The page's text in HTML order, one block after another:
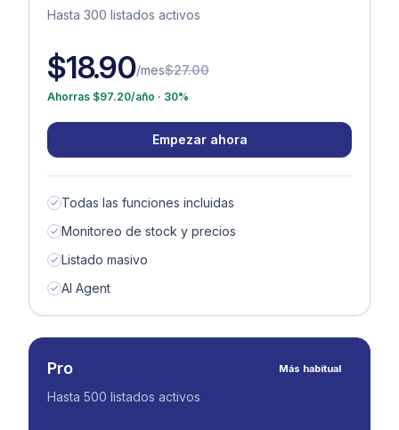
Hasta 300 listados activos
$18.90/mes$27.00
Ahorras $97.20/año · 30%
Empezar ahora
Todas las funciones incluidas
Monitoreo de stock y precios
Listado masivo
AI Agent
Más habitual
Pro
Hasta 500 listados activos